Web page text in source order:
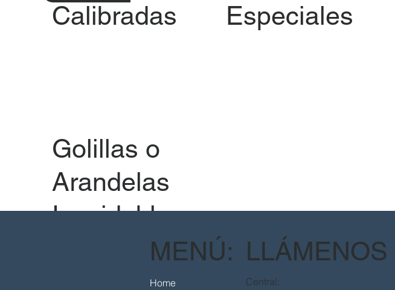
Calibradas
Especiales
Golillas o
Arandelas
Inoxidables
calidad 316
Central:
LLÁMENOS
Home
MENÚ: